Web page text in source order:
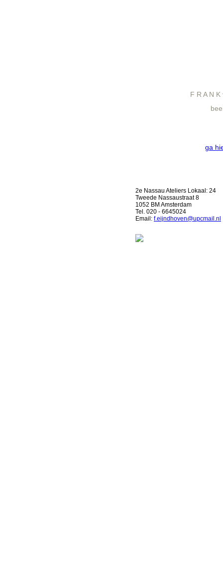
F R A N
ga
2e Nassau Ateliers Lokaal: 24
Tweede Nassaustraat 8
1052 BM Amsterdam
Tel. 020 - 6645024
Email: f.eijndhoven@upcmail.nl